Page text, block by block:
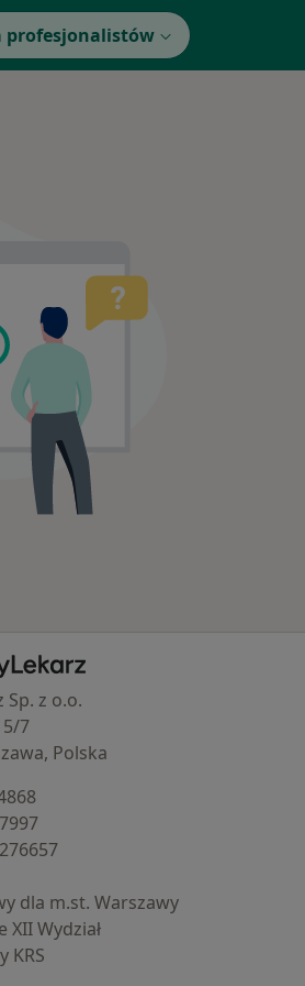
profesjonalistów
główna
Sp. z o.o.
7
Polska
dla m.st. Warszawy
XII Wydział
KRS